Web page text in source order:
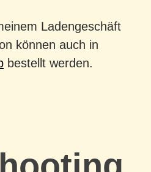
Ladengeschäft
können auch in
bestellt werden.